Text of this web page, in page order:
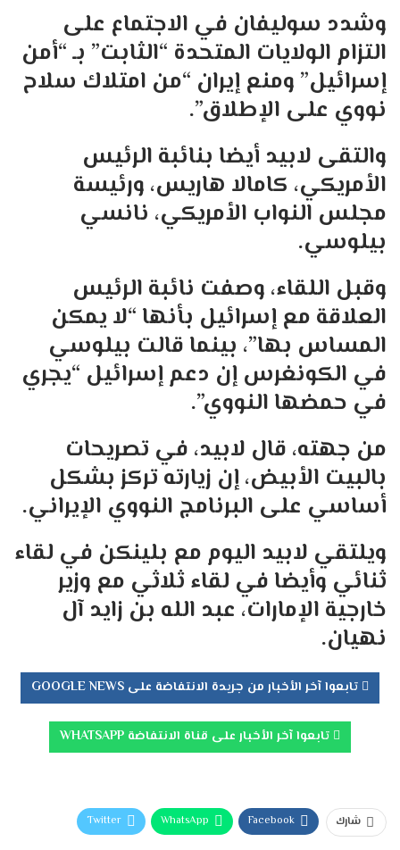
وشدد سوليفان في الاجتماع على
التزام الولايات المتحدة “الثابت” بـ “أمن
إسرائيل” ومنع إيران “من امتلاك سلاح
نووي على الإطلاق”.
والتقى لابيد أيضا بنائبة الرئيس
الأمريكي، كامالا هاريس، ورئيسة
مجلس النواب الأمريكي، نانسي
بيلوسي.
وقبل اللقاء، وصفت نائبة الرئيس
العلاقة مع إسرائيل بأنها “لا يمكن
المساس بها”، بينما قالت بيلوسي
في الكونغرس إن دعم إسرائيل “يجري
في حمضها النووي”.
من جهته، قال لابيد، في تصريحات
بالبيت الأبيض، إن زيارته تركز بشكل
أساسي على البرنامج النووي الإيراني.
ويلتقي لابيد اليوم مع بلينكن في لقاء
ثنائي وأيضا في لقاء ثلاثي مع وزير
خارجية الإمارات، عبد الله بن زايد آل
نهيان.
تابعوا آخر الأخبار من جريدة الانتفاضة على GOOGLE NEWS
تابعوا آخر الأخبار على قناة الانتفاضة WHATSAPP
شارك Facebook
WhatsApp
Twitter